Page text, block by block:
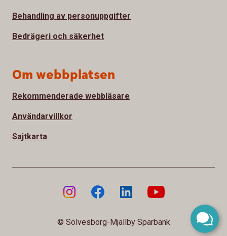
Behandling av personuppgifter
Bedrägeri och säkerhet
Om webbplatsen
Rekommenderade webbläsare
Användarvillkor
Sajtkarta
© Sölvesborg-Mjällby Sparbank